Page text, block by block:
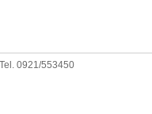
0921/553450